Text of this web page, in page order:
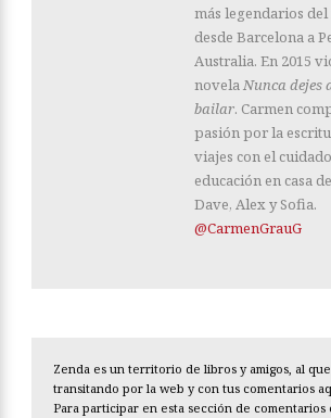
más legendarios
desde Barcelona a
Australia. En 2015
novelaNunca dejes
bailar. Carmen
pasión por la
viajes con el
educación en casa
Dave, Alex y Sofia.
@CarmenGrauG
Zenda es un territorio de libros y amigos, al
transitando por la web y con tus comentarios
Para participar en esta sección de comentarios